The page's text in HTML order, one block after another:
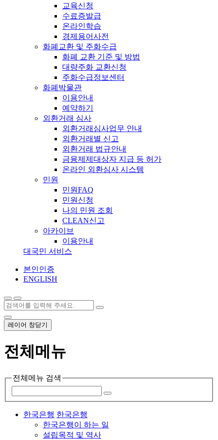
교육신청
수료증발급
온라인학습
경제용어사전
화폐교환 및 주화수급
화폐 교환 기준 및 방법
대량주화 교환신청
주화수급정보센터
화폐박물관
이용안내
예약하기
외환거래 심사
외환거래심사업무 안내
외환거래별 신고
외환거래 법규안내
금융제제대상자 지급 등 허가
온라인 외환심사 시스템
민원
민원FAQ
민원신청
나의 민원 조회
CLEAN신고
아카이브
이용안내
대국민 서비스
본인인증
ENGLISH
레이어 창닫기
전체메뉴
전체메뉴 검색
한국은행 한국은행
한국은행이 하는 일
설립목적 및 역사